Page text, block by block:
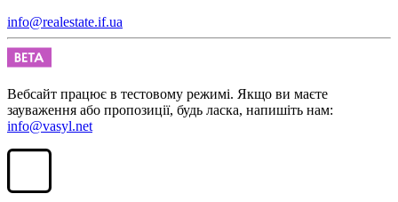
info@realestate.if.ua
Вебсайт працює в тестовому режимі. Якщо ви маєте
зауваження або пропозиції, будь ласка, напишіть нам:
info@vasyl.net